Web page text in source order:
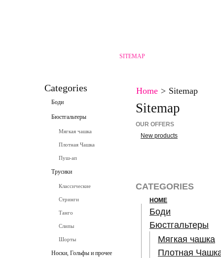
SITEMAP
Categories
Боди
Бюстгальтеры
Мягкая чашка
Плотная Чашка
Пуш-ап
Трусики
Классические
Стринги
Танго
Слипы
Шорты
Носки, Гольфы и прочее
Home > Sitemap
Sitemap
OUR OFFERS
New products
CATEGORIES
HOME
Боди
Бюстгальтеры
Мягкая чашка
Плотная